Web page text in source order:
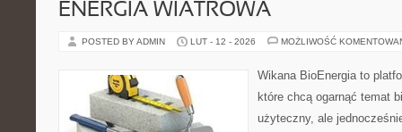
ENERGIA WIATROWA
POSTED BY ADMIN LUT - 12 - 2026 MOŻLIWOŚĆ
Wikana BioEnergia to
które chcą ogarnąć temat
użyteczny, ale